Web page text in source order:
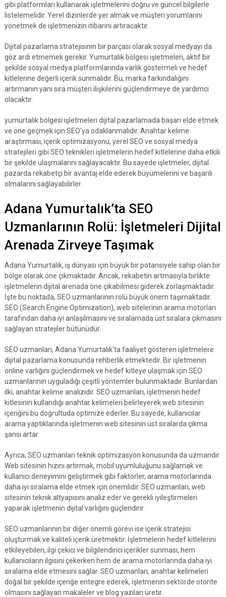
gibi platformları kullanarak işletmelerini doğru ve güncel bilgilerle
listelemelidir. Yerel dizinlerde yer almak ve müşteri yorumlarını
yönetmek de işletmenizin itibarını artıracaktır.
Dijital pazarlama stratejisinin bir parçası olarak sosyal medyayı da
göz ardı etmemek gerekir. Yumurtalık bölgesi işletmeleri, aktif bir
şekilde sosyal medya platformlarında varlık göstermeli ve hedef
kitlelerine değerli içerik sunmalıdır. Bu, marka farkındalığını
artırmanın yanı sıra müşteri ilişkilerini güçlendirmeye de yardımcı
olacaktır.
yumurtalık bölgesi işletmeleri dijital pazarlamada başarı elde etmek
ve öne geçmek için SEO'ya odaklanmalıdır. Anahtar kelime
araştırması, içerik optimizasyonu, yerel SEO ve sosyal medya
stratejileri gibi SEO teknikleri işletmelerin hedef kitlelerine daha etkili
bir şekilde ulaşmalarını sağlayacaktır. Bu sayede işletmeler, dijital
pazarda rekabetçi bir avantaj elde ederek büyümelerini ve başarılı
olmalarını sağlayabilirler.
Adana Yumurtalık’ta SEO
Uzmanlarının Rolü: İşletmeleri Dijital
Arenada Zirveye Taşımak
Adana Yumurtalık, iş dünyası için büyük bir potansiyele sahip olan bir
bölge olarak öne çıkmaktadır. Ancak, rekabetin artmasıyla birlikte
işletmelerin dijital arenada öne çıkabilmesi giderek zorlaşmaktadır.
İşte bu noktada, SEO uzmanlarının rolü büyük önem taşımaktadır.
SEO (Search Engine Optimization), web sitelerinin arama motorları
tarafından daha iyi anlaşılmasını ve sıralamada üst sıralara çıkmasını
sağlayan stratejiler bütünüdür.
SEO uzmanları, Adana Yumurtalık'ta faaliyet gösteren işletmelere
dijital pazarlama konusunda rehberlik etmektedir. Bir işletmenin
online varlığını güçlendirmek ve hedef kitleye ulaşmak için SEO
uzmanlarının uyguladığı çeşitli yöntemler bulunmaktadır. Bunlardan
ilki, anahtar kelime analizidir. SEO uzmanları, işletmenin hedef
kitlesinin kullandığı anahtar kelimeleri belirleyerek web sitesinin
içeriğini bu doğrultuda optimize ederler. Bu sayede, kullanıcılar
arama yaptıklarında işletmenin web sitesinin üst sıralarda çıkma
şansı artar.
Ayrıca, SEO uzmanları teknik optimizasyon konusunda da uzmandır.
Web sitesinin hızını artırmak, mobil uyumluluğunu sağlamak ve
kullanıcı deneyimini geliştirmek gibi faktörler, arama motorlarında
daha iyi sıralama elde etmek için önemlidir. SEO uzmanları, web
sitesinin teknik altyapısını analiz eder ve gerekli iyileştirmeleri
yaparak işletmenin dijital varlığını güçlendirir.
SEO uzmanlarının bir diğer önemli görevi ise içerik stratejisi
oluşturmak ve kaliteli içerik üretmektir. İşletmelerin hedef kitlelerini
etkileyebilen, ilgi çekici ve bilgilendirici içerikler sunması, hem
kullanıcıların ilgisini çekerken hem de arama motorlarında daha iyi
sıralama elde etmesini sağlar. SEO uzmanları, anahtar kelimeleri
doğal bir şekilde içeriğe entegre ederek, işletmenin sektörde otorite
olmasını sağlayan makaleler ve blog yazıları üretir.